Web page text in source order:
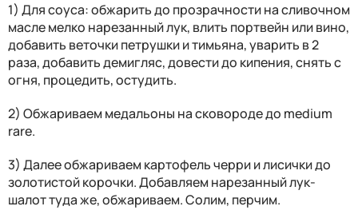
1) Для соуса: обжарить до прозрачности на сливочном
масле мелко нарезанный лук, влить портвейн или вино,
добавить веточки петрушки и тимьяна, уварить в 2
раза, добавить демигляс, довести до кипения, снять с
огня, процедить, остудить.
2) Обжариваем медальоны на сковороде до medium
rare.
3) Далее обжариваем картофель черри и лисички до
золотистой корочки. Добавляем нарезанный лук-
шалот туда же, обжариваем. Солим, перчим.